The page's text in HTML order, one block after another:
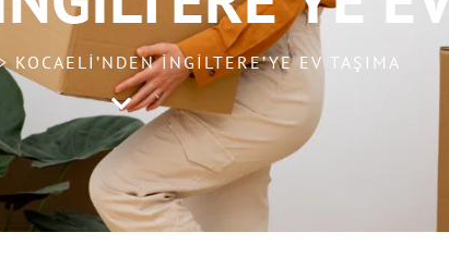
KOCAELI’NDEN İNGILTERE’YE EV TAŞIMA